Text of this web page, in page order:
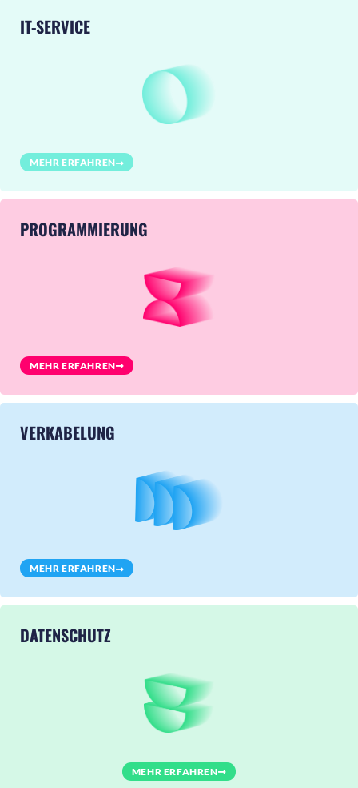
IT-SERVICE
MEHR ERFAHREN
PROGRAMMIERUNG
MEHR ERFAHREN
VERKABELUNG
MEHR ERFAHREN
DATENSCHUTZ
MEHR ERFAHREN